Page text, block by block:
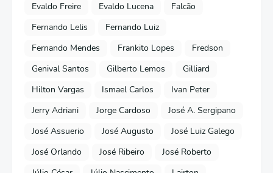
Evaldo Freire
Evaldo Lucena
Falcão
Fernando Lelis
Fernando Luiz
Fernando Mendes
Frankito Lopes
Fredson
Genival Santos
Gilberto Lemos
Gilliard
Hilton Vargas
Ismael Carlos
Ivan Peter
Jerry Adriani
Jorge Cardoso
José A. Sergipano
José Assuerio
José Augusto
José Luiz Galego
José Orlando
José Ribeiro
José Roberto